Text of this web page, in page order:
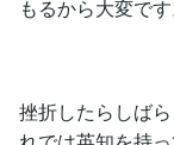
もるから大変です
挫折したらしば